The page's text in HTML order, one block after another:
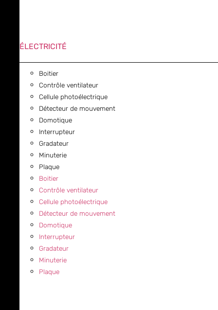
ÉLECTRICITÉ
Boitier
Contrôle ventilateur
Cellule photoélectrique
Détecteur de mouvement
Domotique
Interrupteur
Gradateur
Minuterie
Plaque
Boitier
Contrôle ventilateur
Cellule photoélectrique
Détecteur de mouvement
Domotique
Interrupteur
Gradateur
Minuterie
Plaque